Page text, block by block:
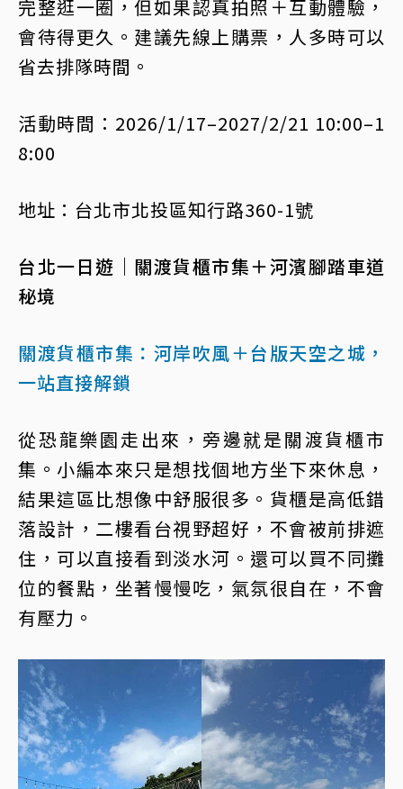
完整逛一圈，但如果認真拍照＋互動體驗，
會待得更久。建議先線上購票，人多時可以
省去排隊時間。
活動時間：2026/1/17–2027/2/21 10:00–1
8:00
地址：台北市北投區知行路360-1號
台北一日遊｜關渡貨櫃市集＋河濱腳踏車道
秘境
關渡貨櫃市集：河岸吹風＋台版天空之城，
一站直接解鎖
從恐龍樂園走出來，旁邊就是關渡貨櫃市
集。小編本來只是想找個地方坐下來休息，
結果這區比想像中舒服很多。貨櫃是高低錯
落設計，二樓看台視野超好，不會被前排遮
住，可以直接看到淡水河。還可以買不同攤
位的餐點，坐著慢慢吃，氣氛很自在，不會
有壓力。